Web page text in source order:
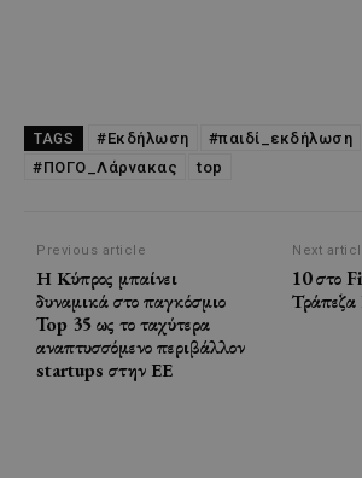
TAGS #Εκδήλωση #παιδί_εκδήλωση
#ΠΟΓΟ_Λάρνακας
top
Previous article
Η Κύπρος μπαίνει
δυναμικά στο παγκόσμιο
Top 35 ως το ταχύτερα
αναπτυσσόμενο περιβάλλον
startups στην ΕΕ
Next
10 στο